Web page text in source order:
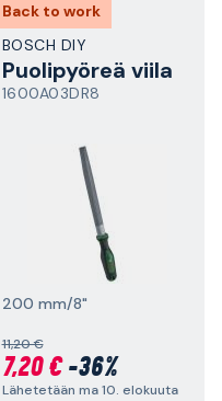
Back to work
BOSCH DIY
Puolipyöreä viila
1600A03DR8
200 mm/8"
11,20 €
7,20 €-36%
Lähetetään ma 10. elokuuta